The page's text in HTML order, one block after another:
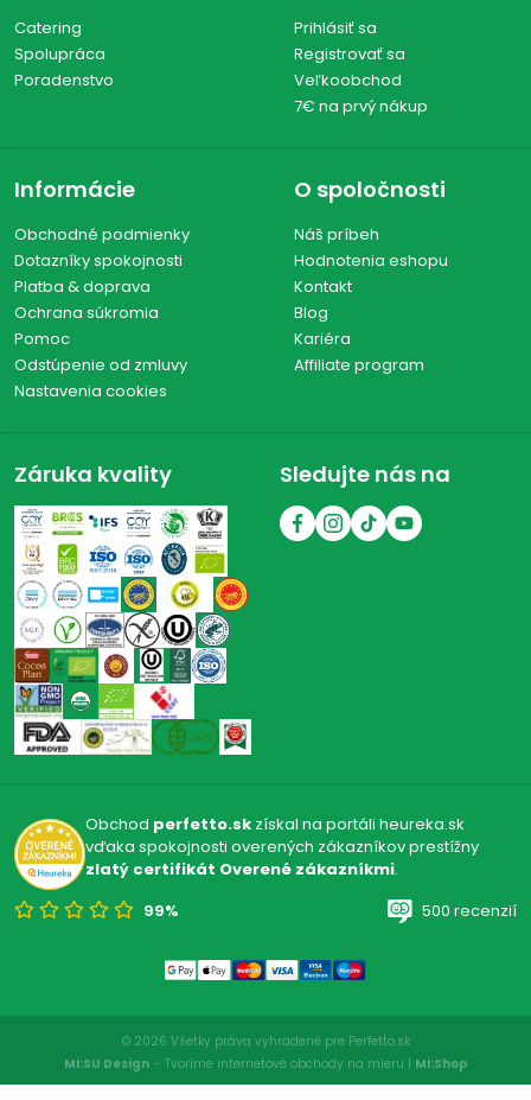
Catering
Spolupráca
Poradenstvo
Prihlásiť sa
Registrovať sa
Veľkoobchod
7€ na prvý nákup
Informácie
Obchodné podmienky
Dotazníky spokojnosti
Platba & doprava
Ochrana súkromia
Pomoc
Odstúpenie od zmluvy
Nastavenia cookies
O spoločnosti
Náš príbeh
Hodnotenia eshopu
Kontakt
Blog
Kariéra
Affiliate program
Záruka kvality Sledujte nás na
Obchod perfetto.skzískal na portáli heureka.sk
vďaka spokojnosti overených zákazníkov prestížny
zlatý certifikát Overené zákazníkmi.
99%
500 recenzií
© 2026 Všetky práva vyhradené pre Perfetto.sk
MI:SU Design - Tvoríme internetové obchody na mieru | MI:Shop